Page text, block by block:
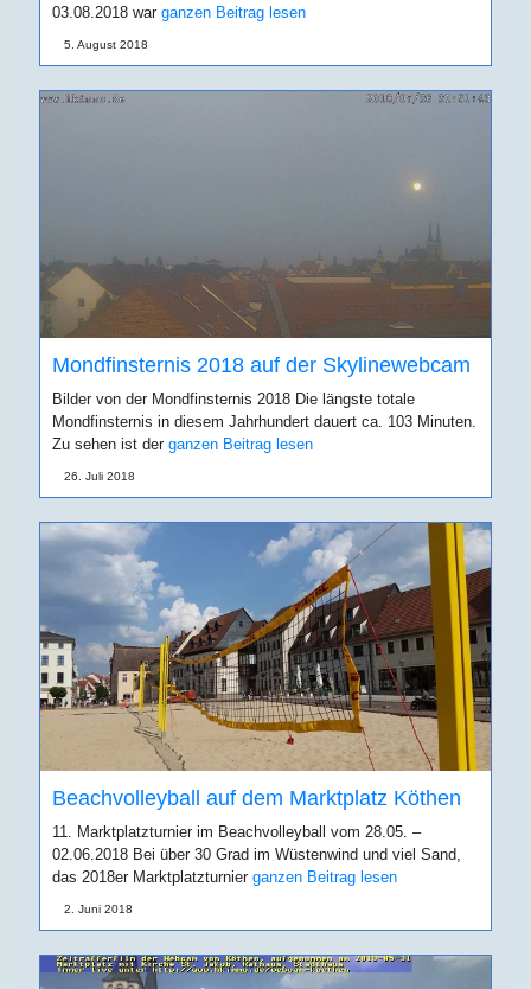
03.08.2018 warganzen Beitrag lesen
5. August 2018
Mondfinsternis 2018 auf der Skylinewebcam
Bilder von der Mondfinsternis 2018 Die längste totale
Mondfinsternis in diesem Jahrhundert dauert ca. 103 Minuten.
Zu sehen ist derganzen Beitrag lesen
26. Juli 2018
Beachvolleyball auf dem Marktplatz Köthen
11. Marktplatzturnier im Beachvolleyball vom 28.05. –
02.06.2018 Bei über 30 Grad im Wüstenwind und viel Sand,
das 2018er Marktplatzturnierganzen Beitrag lesen
2. Juni 2018